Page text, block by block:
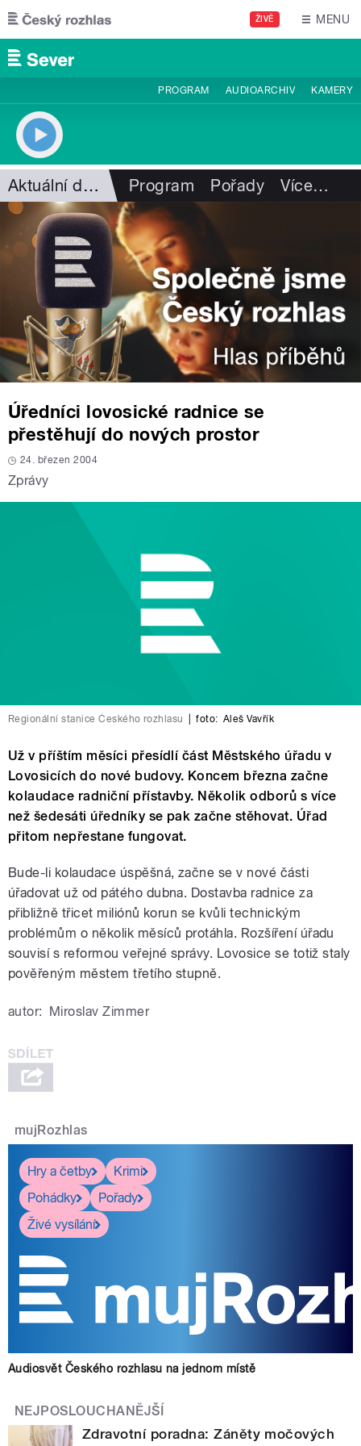
Přejít k hlavnímu obsahu
ŽIVĚ MENU
PROGRAM AUDIOARCHIV KAMERY
Aktuální dění Program Pořady Více…
Úředníci lovosické radnice se
přestěhují do nových prostor
24. březen 2004
Zprávy
Regionální stanice Českého rozhlasu foto: Aleš Vavřík
Už v příštím měsíci přesídlí část Městského úřadu v
Lovosicích do nové budovy. Koncem března začne
kolaudace radniční přístavby. Několik odborů s více
než šedesáti úředníky se pak začne stěhovat. Úřad
přitom nepřestane fungovat.
Bude-li kolaudace úspěšná, začne se v nové části
úřadovat už od pátého dubna. Dostavba radnice za
přibližně třicet miliónů korun se kvůli technickým
problémům o několik měsíců protáhla. Rozšíření úřadu
souvisí s reformou veřejné správy. Lovosice se totiž staly
pověřeným městem třetího stupně.
autor: Miroslav Zimmer
mujRozhlas
Hry a četby
Krimi
Pohádky
Pořady
Živé vysílání
Audiosvět Českého rozhlasu na jednom místě
NEJPOSLOUCHANĚJŠÍ
Zdravotní poradna: Záněty močových